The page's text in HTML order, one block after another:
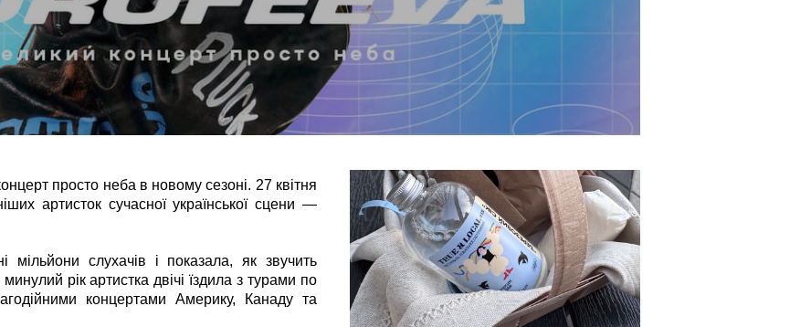
просто неба в новому сезоні. 27 квітня
артисток сучасної української сцени —
мільйони слухачів і показала, як звучить
рік артистка двічі їздила з турами по
концертами Америку, Канаду та